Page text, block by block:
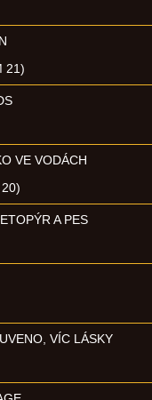
21)
VE VODÁCH
A PES
VÍC LÁSKY